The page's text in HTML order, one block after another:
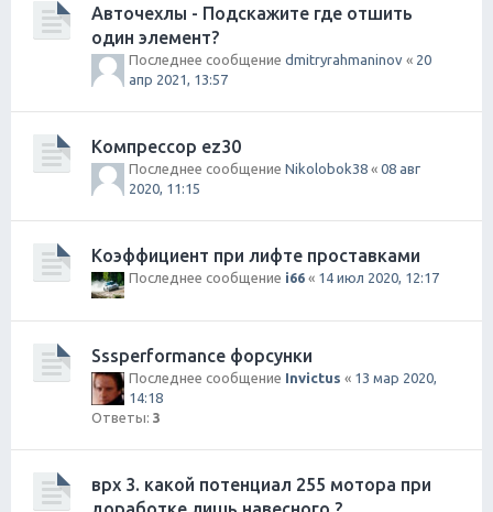
Авточехлы - Подскажите где отшить
один элемент?
Последнее сообщение dmitryrahmaninov « 20
апр 2021, 13:57
Компрессор ez30
Последнее сообщение Nikolobok38 « 08 авг
2020, 11:15
Коэффициент при лифте проставками
Последнее сообщение i66 « 14 июл 2020, 12:17
Sssperformance форсунки
Последнее сообщение Invictus « 13 мар 2020,
14:18
Ответы: 3
врх 3. какой потенциал 255 мотора при